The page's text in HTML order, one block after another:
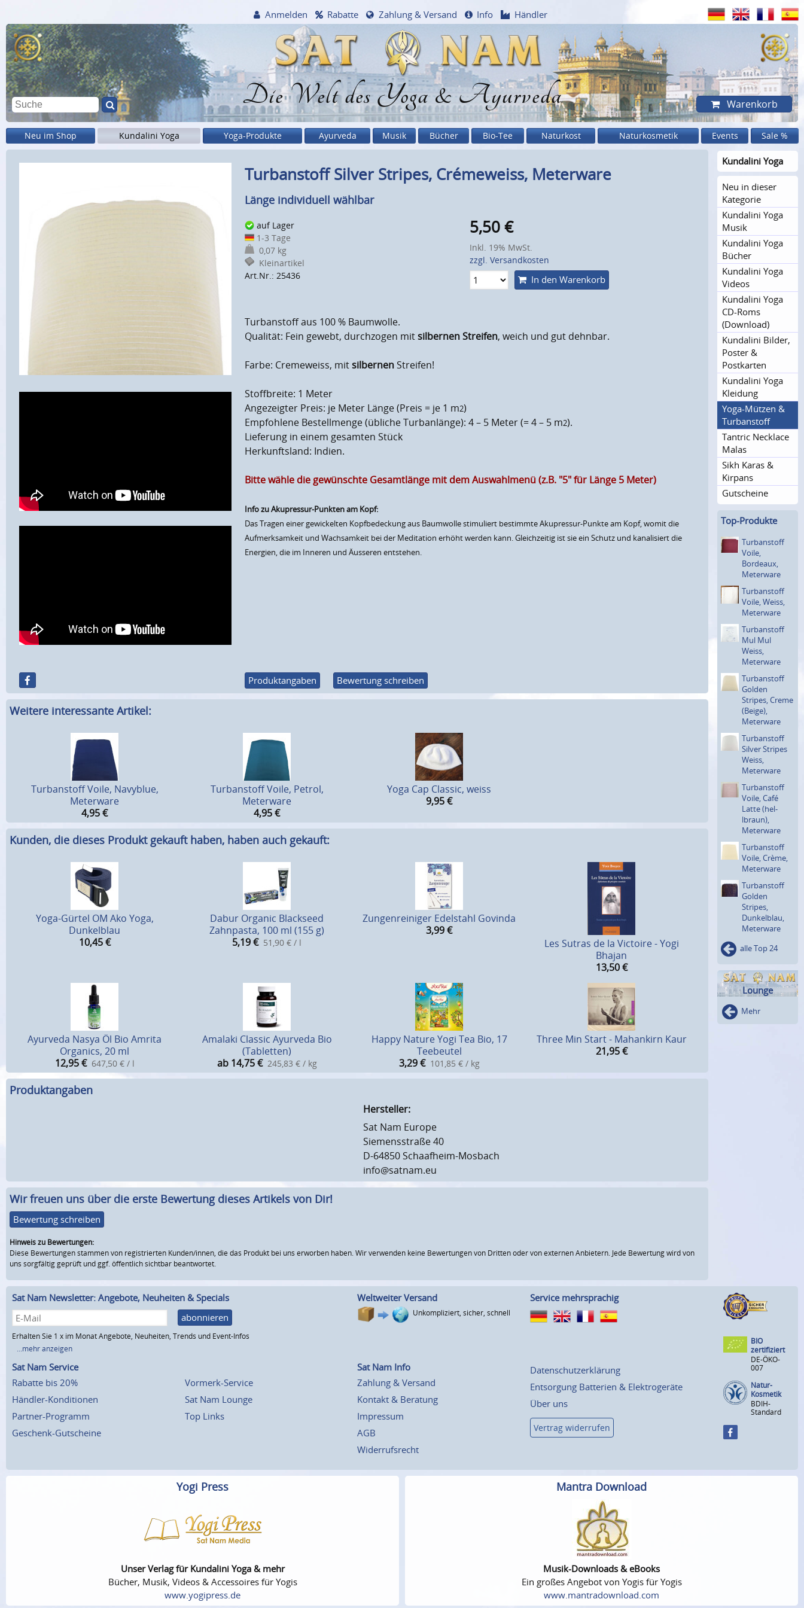
Die Welt des Yoga & Ayurveda
Anmelden Rabatte Zahlung & Versand Info Händler
Warenkorb
Neu im Shop Kundalini Yoga Yoga-Produkte Ayurveda Musik Bücher Bio-Tee Naturkost Naturkosmetik Events Sale %
Turbanstoff Silver Stripes, Crémeweiss, Meterware
Länge individuell wählbar
auf Lager
1-3 Tage
0,07 kg
Kleinartikel
Art.Nr.: 25436
5,50€
Inkl. 19% MwSt.
zzgl. Versandkosten
In den Warenkorb
Turbanstoff aus 100 % Baumwolle.
Qualität: Fein gewebt, durchzogen mitsilbernen Streifen, weich und gut dehnbar.
Farbe: Cremeweiss, mitsilbernenStreifen!
Stoffbreite: 1 Meter
Angezeigter Preis: je Meter Länge (Preis = je 1 m2)
Empfohlene Bestellmenge (übliche Turbanlänge): 4 – 5 Meter (= 4 – 5 m2).
Lieferung in einem gesamten Stück
Herkunftsland: Indien.
Bitte wähle die gewünschte Gesamtlänge mit dem Auswahlmenü (z.B. "5" für Länge 5 Meter)
Info zu Akupressur-Punkten am Kopf:
Das Tragen einer gewickelten Kopfbedeckung aus Baumwolle stimuliert bestimmte Akupressur-Punkte am Kopf, womit die
Aufmerksamkeit und Wachsamkeit bei der Meditation erhöht werden kann. Gleichzeitig ist sie ein Schutz und kanalisiert die
Energien, die im Inneren und Äusseren entstehen.
Produktangaben Bewertung schreiben
Weitere interessante Artikel:
Turbanstoff Voile, Navyblue,
Meterware
4,95€
Turbanstoff Voile, Petrol,
Meterware
4,95€
Yoga Cap Classic, weiss
9,95€
Kunden, die dieses Produkt gekauft haben, haben auch gekauft:
Yoga-Gürtel OM Ako Yoga,
Dunkelblau
10,45 €
Dabur Organic Blackseed
Zahnpasta, 100 ml (155 g)
5,19€ 51,90 € / l
Zungenreiniger Edelstahl Govinda
3,99€
Les Sutras de la Victoire - Yogi
Bhajan
13,50 €
Ayurveda Nasya Öl Bio Amrita
Organics, 20 ml
12,95 € 647,50 € / l
Amalaki Classic Ayurveda Bio
(Tabletten)
ab 14,75 € 245,83 € / kg
Happy Nature Yogi Tea Bio, 17
Teebeutel
3,29 € 101,85 € / kg
Three Min Start - Mahankirn Kaur
21,95 €
Produktangaben
Hersteller:
Sat Nam Europe
Siemensstraße 40
D-64850 Schaafheim-Mosbach
info@satnam.eu
Wir freuen uns über die erste Bewertung dieses Artikels von Dir!
Bewertung schreiben
Hinweis zu Bewertungen:
Diese Bewertungen stammen von registrierten Kunden/innen, die das Produkt bei uns erworben haben. Wir verwenden keine Bewertungen von Dritten oder von externen Anbietern. Jede Bewertung wird von
uns sorgfältig geprüft und ggf. öffentlich sichtbar beantwortet.
Kundalini Yoga
Neu in dieser
Kategorie
Kundalini Yoga
Musik
Kundalini Yoga
Bücher
Kundalini Yoga
Videos
Kundalini Yoga
CD-Roms
(Download)
Kundalini Bilder,
Poster &
Postkarten
Kundalini Yoga
Kleidung
Yoga-Mützen &
Turbanstoff
Tantric Necklace
Malas
Sikh Karas &
Kirpans
Gutscheine
Top-Produkte
Turban­stoff
Voile,
Bordeaux,
Meterware
Turban­stoff
Voile, Weiss,
Meterware
Turban­stoff
Mul Mul
Weiss,
Meterware
Turban­stoff
Golden
Stripes, Creme
(Beige),
Meterware
Turban­stoff
Silver Stripes
Weiss,
Meterware
Turban­stoff
Voile, Café
Latte (hel­
lbraun),
Meterware
Turban­stoff
Voile, Crème,
Meterware
Turban­stoff
Golden
Stripes,
Dunkel­blau,
Meterware
alle Top 24
Lounge
Mehr
Sat Nam Newsletter: Angebote, Neuheiten & Specials
abonnieren
Erhalten Sie 1 x im Monat Angebote, Neuheiten, Trends und Event-Infos
...mehr anzeigen
Weltweiter Versand
Unkompliziert, sicher, schnell
Service mehrsprachig
Sat Nam Service
Rabatte bis 20%
Händler-Konditionen
Partner-Programm
Geschenk-Gutscheine
Vormerk-Service
Sat Nam Lounge
Top Links
Sat Nam Info
Zahlung & Versand
Kontakt & Beratung
Impressum
AGB
Widerrufsrecht
Datenschutzerklärung
Entsorgung Batterien & Elektrogeräte
Über uns
Vertrag widerrufen
BIO
zertifiziert
DE-ÖKO-
007
Natur-
Kosmetik
BDIH-
Standard
Yogi Press
Unser Verlag für Kundalini Yoga & mehr
Bücher, Musik, Videos & Accessoires für Yogis
www.yogipress.de
Mantra Download
Musik-Downloads & eBooks
Ein großes Angebot von Yogis für Yogis
www.mantradownload.com